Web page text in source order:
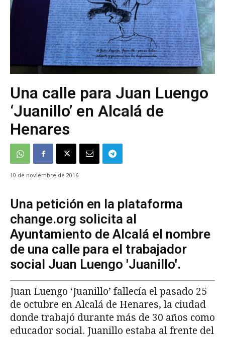
Una calle para Juan Luengo
‘Juanillo’ en Alcalá de
Henares
10 de noviembre de 2016
Una petición en la plataforma
change.org solicita al
Ayuntamiento de Alcalá el nombre
de una calle para el trabajador
social Juan Luengo 'Juanillo'.
Juan Luengo ‘Juanillo’ fallecía el pasado 25
de octubre en Alcalá de Henares, la ciudad
donde trabajó durante más de 30 años como
educador social. Juanillo estaba al frente del